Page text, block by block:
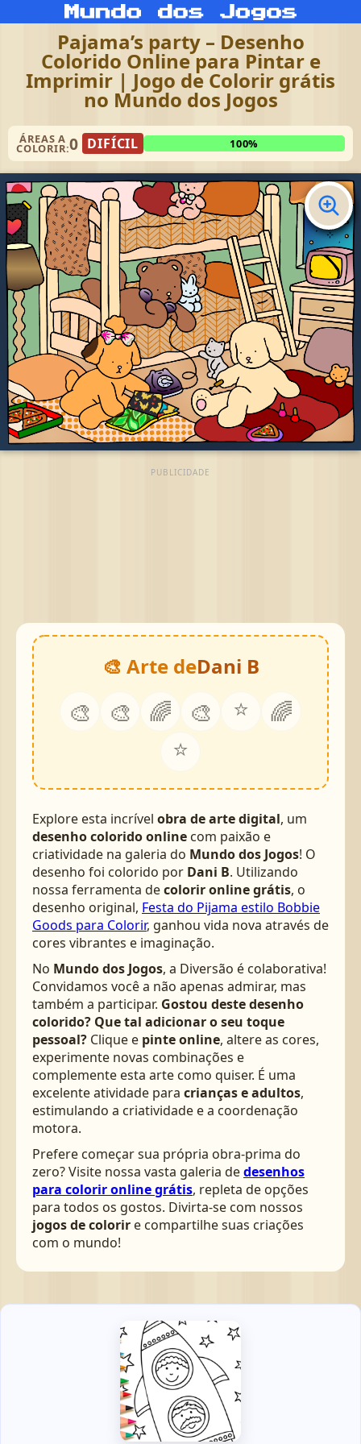
Pajama’s party – Desenho
Colorido Online para Pintar e
Imprimir | Jogo de Colorir grátis
no Mundo dos Jogos
ÁREAS A
COLORIR:0 DIFÍCIL 100%
PUBLICIDADE
🎨 Arte deDani B
🎨 🎨 🌈 🎨 ⭐
🌈
⭐
Explore esta incrível obra de arte digital, um
desenho colorido online com paixão e
criatividade na galeria do Mundo dos Jogos! O
desenho foi colorido por Dani B. Utilizando
nossa ferramenta decolorir online grátis, o
desenho original, Festa do Pijama estilo Bobbie
Goods para Colorir, ganhou vida nova através de
cores vibrantes e imaginação.
No Mundo dos Jogos, a Diversão é colaborativa!
Convidamos você a não apenas admirar, mas
também a participar. Gostou deste desenho
colorido? Que tal adicionar o seu toque
pessoal? Clique e pinte online, altere as cores,
experimente novas combinações e
complemente esta arte como quiser. É uma
excelente atividade para crianças e adultos,
estimulando a criatividade e a coordenação
motora.
Prefere começar sua própria obra-prima do
zero? Visite nossa vasta galeria dedesenhos
para colorir online grátis, repleta de opções
para todos os gostos. Divirta-se com nossos
jogos de colorir e compartilhe suas criações
com o mundo!